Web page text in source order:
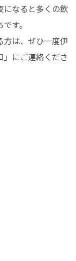
になると多くの飲
す。
方は、ぜひ一度伊
にご連絡くださ